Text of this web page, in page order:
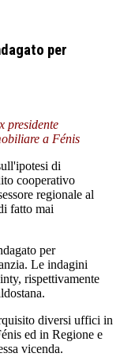
per
presidente
a Fénis
di
cooperativo
regionale al
fatto mai
per
Le indagini
rispettivamente
diversi uffici in
ed in Regione e
vicenda.